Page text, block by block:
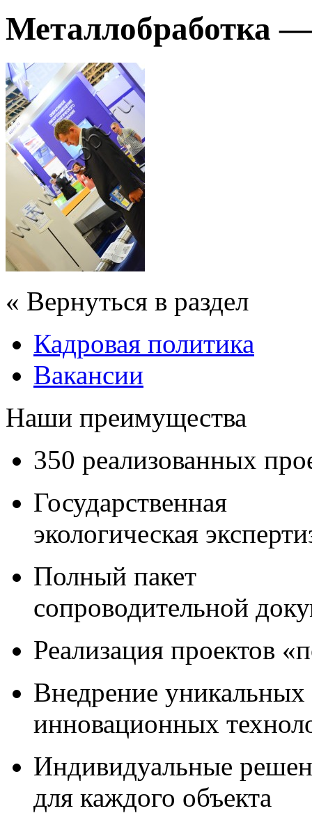
Металлобработка
« Вернуться в раздел
Кадровая политика
Вакансии
Наши преимущества
350 реализованных
Государственная
экологическая
Полный пакет
сопроводительной
Реализация проектов
Внедрение уникальных
инновационных
Индивидуальные
для каждого объекта